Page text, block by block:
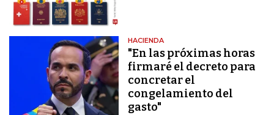
HACIENDA
"En las próximas horas
firmaré el decreto para
concretar el
congelamiento del
gasto"